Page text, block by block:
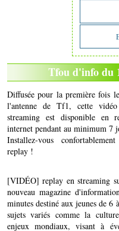
Tfou d'info du
Diffusée pour la première fois
l'antenne de Tf1, cette
streaming est disponible en
internet pendant au minimum 7
Installez-vous
replay !
[VIDÉO] replay en streaming
nouveau magazine
minutes destiné aux jeunes de 6
sujets variés comme la
enjeux mondiaux, visant à